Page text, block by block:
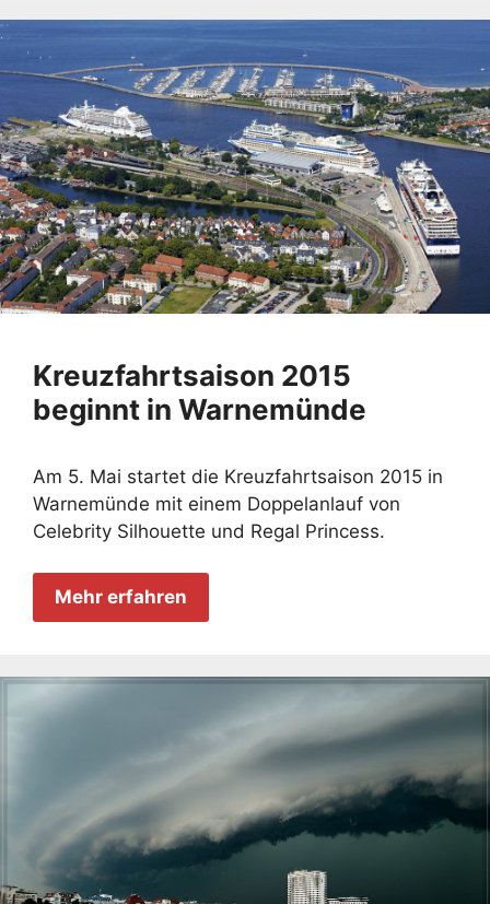
Kreuzfahrtsaison 2015
beginnt in Warnemünde
Am 5. Mai startet die Kreuzfahrtsaison 2015 in
Warnemünde mit einem Doppelanlauf von
Celebrity Silhouette und Regal Princess.
Mehr erfahren